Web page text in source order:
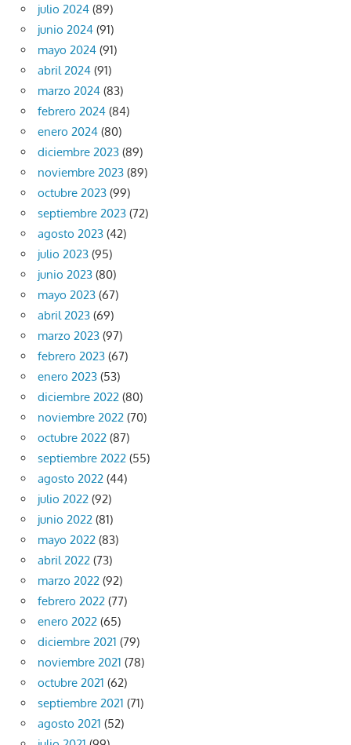
julio 2024 (89)
junio 2024 (91)
mayo 2024 (91)
abril 2024 (91)
marzo 2024 (83)
febrero 2024 (84)
enero 2024 (80)
diciembre 2023 (89)
noviembre 2023 (89)
octubre 2023 (99)
septiembre 2023 (72)
agosto 2023 (42)
julio 2023 (95)
junio 2023 (80)
mayo 2023 (67)
abril 2023 (69)
marzo 2023 (97)
febrero 2023 (67)
enero 2023 (53)
diciembre 2022 (80)
noviembre 2022 (70)
octubre 2022 (87)
septiembre 2022 (55)
agosto 2022 (44)
julio 2022 (92)
junio 2022 (81)
mayo 2022 (83)
abril 2022 (73)
marzo 2022 (92)
febrero 2022 (77)
enero 2022 (65)
diciembre 2021 (79)
noviembre 2021 (78)
octubre 2021 (62)
septiembre 2021 (71)
agosto 2021 (52)